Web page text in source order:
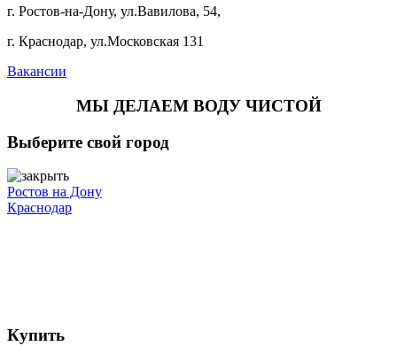
г. Ростов-на-Дону, ул.Вавилова, 54,
г. Краснодар, ул.Московская 131
Вакансии
МЫ ДЕЛАЕМ ВОДУ ЧИСТОЙ
Выберите свой город
Ростов на Дону
Краснодар
Купить